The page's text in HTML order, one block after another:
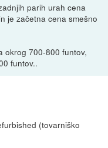
parih urah cena
je začetna cena smešno
okrog 700-800 funtov,
funtov..
(tovarniško